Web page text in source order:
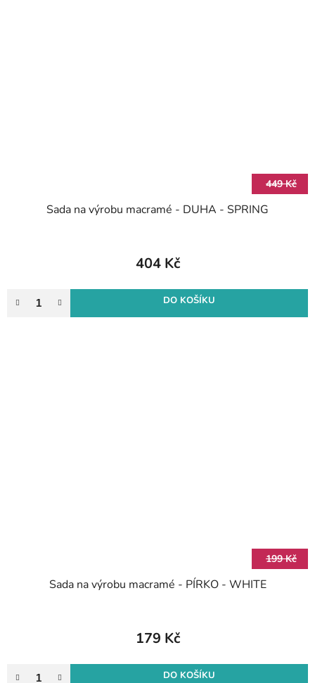
449 Kč
Sada na výrobu macramé - DUHA - SPRING
404 Kč
DO KOŠÍKU
199 Kč
Sada na výrobu macramé - PÍRKO - WHITE
179 Kč
DO KOŠÍKU